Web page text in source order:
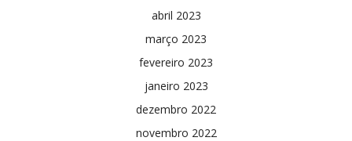
abril 2023
março 2023
fevereiro 2023
janeiro 2023
dezembro 2022
novembro 2022